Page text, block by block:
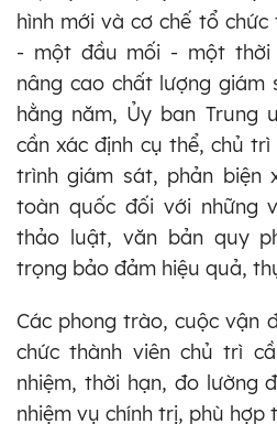
hình mới và cơ chế tổ
- một đầu mối - một
nâng cao chất lượng giám
hằng năm, Ủy ban Trung
cần xác định cụ thể, chủ
trình giám sát, phản biện
toàn quốc đối với những
thảo luật, văn bản quy
trọng bảo đảm hiệu quả,
Các phong trào, cuộc vận
chức thành viên chủ trì
nhiệm, thời hạn, đo lường
nhiệm vụ chính trị, phù hợp